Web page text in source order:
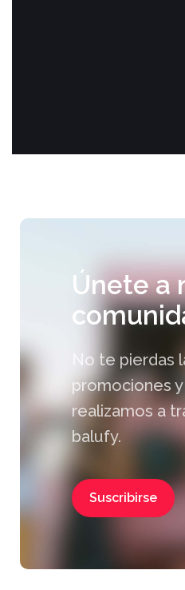
Únete a
No te pierdas
promociones
realizamos a
balufy.
Suscribirse